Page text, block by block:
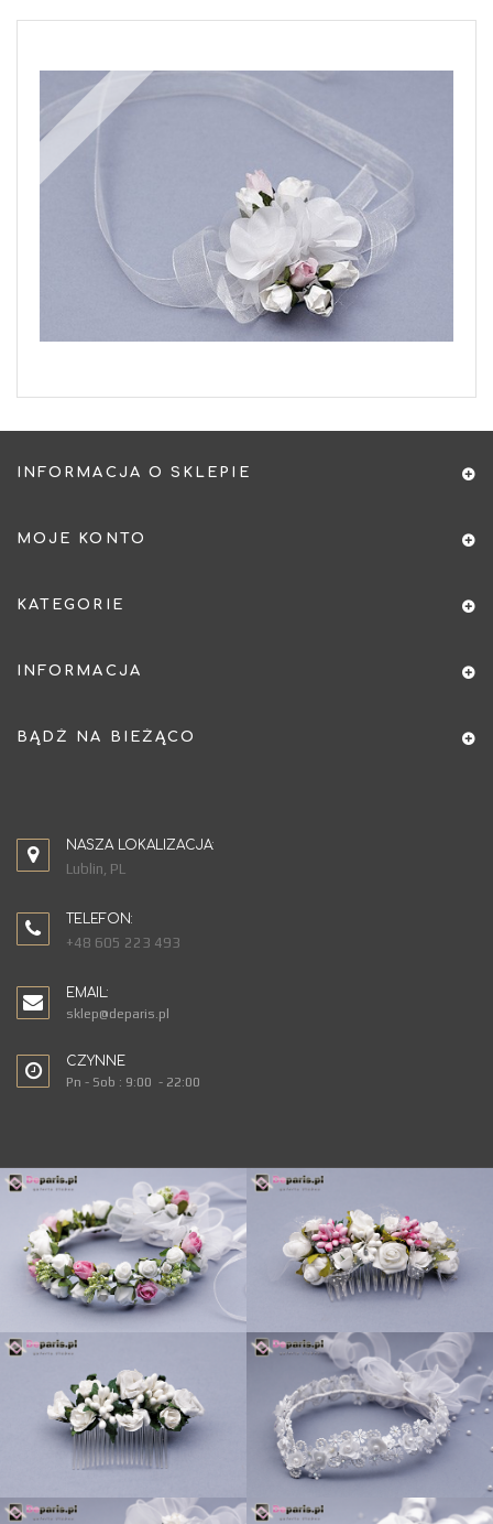
INFORMACJA O SKLEPIE
MOJE KONTO
KATEGORIE
INFORMACJA
BĄDŹ NA BIEŻĄCO
NASZA LOKALIZACJA:
Lublin, PL
TELEFON:
+48 605 223 493
EMAIL:
sklep@deparis.pl
CZYNNE
Pn - Sob : 9:00 - 22:00